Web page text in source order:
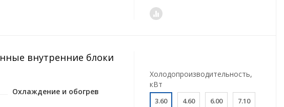
внутренние блоки
Охлаждение и обогрев
Холодопроизводительность,
кВт
3.60 4.60 6.00 7.10